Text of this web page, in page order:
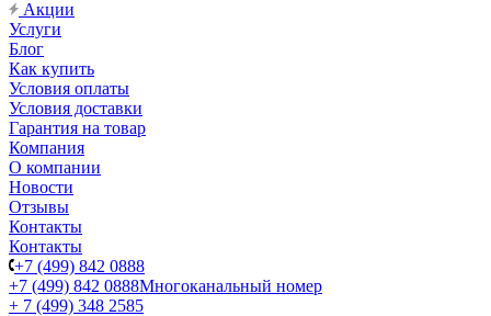
Акции
Услуги
Блог
Как купить
Условия оплаты
Условия доставки
Гарантия на товар
Компания
О компании
Новости
Отзывы
Контакты
Контакты
+7 (499) 842 0888
+7 (499) 842 0888Многоканальный номер
+ 7 (499) 348 2585